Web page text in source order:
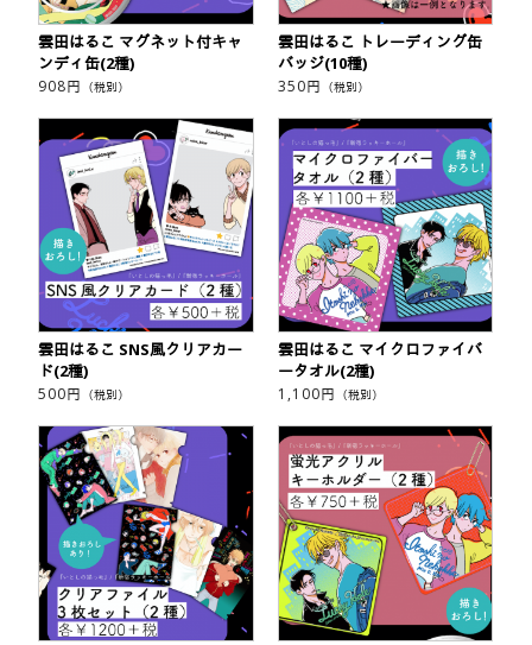
雲田はるこ マグネット付キャ
ンディ缶(2種)
908円 （税別）
雲田はるこ トレーディング缶
バッジ(10種)
350円 （税別）
雲田はるこ SNS風クリアカー
ド(2種)
500円 （税別）
雲田はるこ マイクロファイバ
ータオル(2種)
1,100円 （税別）